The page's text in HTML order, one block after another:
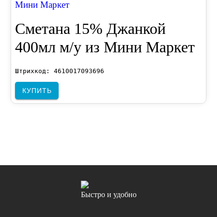
Мини Маркет
Сметана 15% Джанкой
400мл м/у из Мини Маркет
Штрихкод: 4610017093696
КУПИТЬ
Быстро и удобно